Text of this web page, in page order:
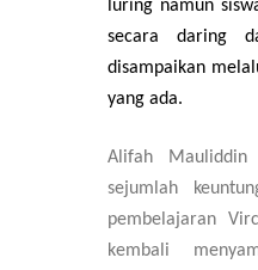
luring namun
secara daring
disampaikan
yang ada.
Alifah Maul i
sejumlah
pembelajaran
kembali menya